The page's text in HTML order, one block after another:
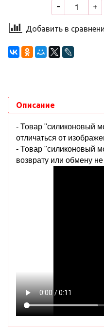
Добавить в
Описание
- Товар "силиконовый
отличаться от
- Товар "силиконовый
возврату или обмену